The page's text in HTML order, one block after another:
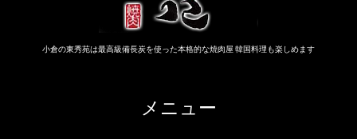
小倉の東秀苑は最高級備長炭を使った本格的な焼肉屋 韓国料理も楽しめます
メニュー